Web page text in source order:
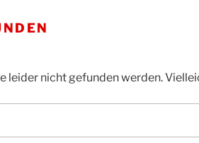
leider nicht gefunden werden.